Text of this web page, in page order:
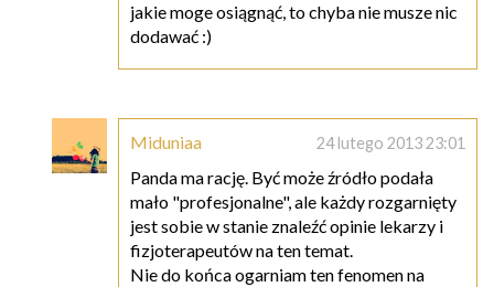
jakie moge osiągnąć, to chyba nie musze nic
dodawać :)
Miduniaa 24 lutego 2013 23:01
Panda ma rację. Być może źródło podała
mało "profesjonalne", ale każdy rozgarnięty
jest sobie w stanie znaleźć opinie lekarzy i
fizjoterapeutów na ten temat.
Nie do końca ogarniam ten fenomen na